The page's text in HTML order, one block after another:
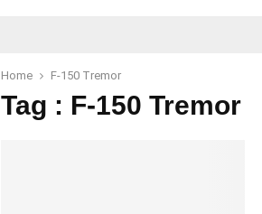
Home F-150 Tremor
Tag : F-150 Tremor